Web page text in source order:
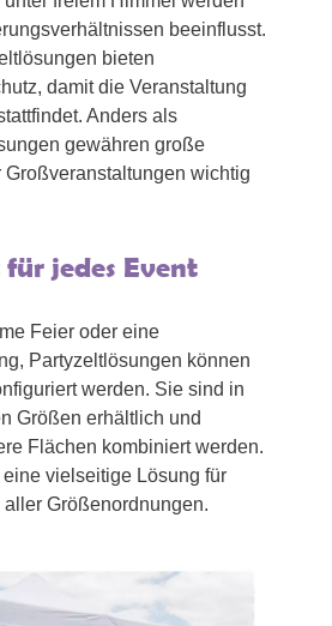
beeinflusst.
bieten
damit die Veranstaltung
Anders als
gewähren große
Großveranstaltungen wichtig
jedes Event
Feier oder eine
Partyzeltlösungen können
werden. Sie sind in
Größen erhältlich und
Flächen kombiniert werden.
vielseitige Lösung für
Größenordnungen.